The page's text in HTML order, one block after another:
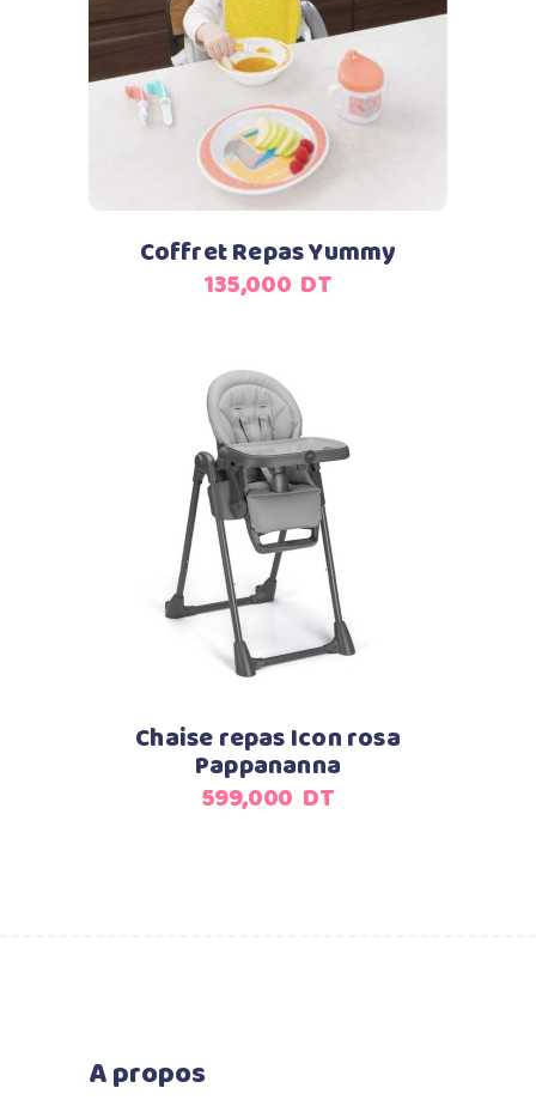
Ajouter au panier
Coffret Repas Yummy
135,000 DT
Ajouter au panier
Chaise repas Icon rosa
Pappananna
599,000 DT
A propos